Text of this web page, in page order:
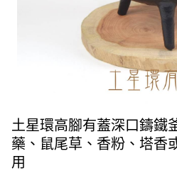
土星環高腳有蓋深口鑄鐵
藥、鼠尾草、香粉、塔香
用